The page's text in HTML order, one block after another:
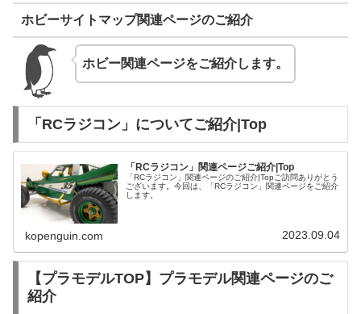
ホビーサイトマップ関連ページのご紹介
ホビー関連ページをご紹介します。
「RCラジコン」についてご紹介|Top
「RCラジコン」関連ページご紹介|Top
「RCラジコン」関連ページのご紹介|Topご訪問ありがとう
ございます。今回は、「RCラジコン」関連ページをご紹介
します。
kopenguin.com 2023.09.04
【プラモデルTOP】プラモデル関連ページのご
紹介